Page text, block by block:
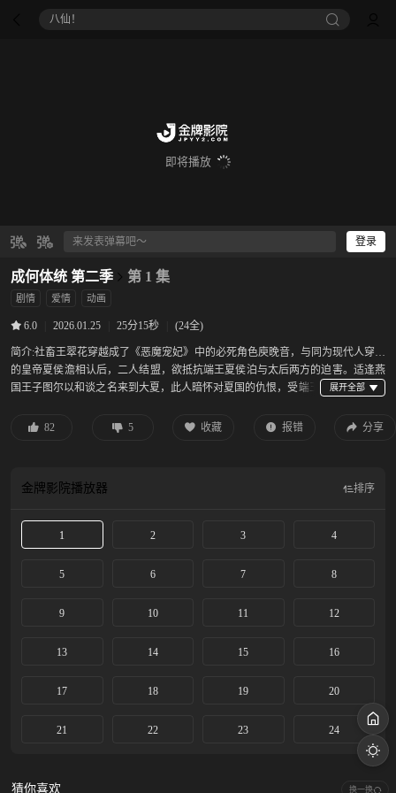
八仙！
即将播放
登录
成何体统 第二季 第 1 集
剧情 爱情 动画
6.0 2026.01.25 25分15秒 (24全)
简介:社畜王翠花穿越成了《恶魔宠妃》中的必死角色庾晚音，与同为现代人穿越
的皇帝夏侯澹相认后，二人结盟，欲抵抗端王夏侯泊与太后两方的迫害。适逢燕
国王子图尔以和谈之名来到大夏，此人暗怀对夏国的仇恨，受端王
的事实，欲将其策反为己所用。就在这时，端王设下的伏兵准备将他们一网打
82 5 收藏 报错 分享
金牌影院播放器 排序
1 2 3 4
5 6 7 8
9 10 11 12
13 14 15 16
17 18 19 20
21 22 23 24
猜你喜欢 换一换